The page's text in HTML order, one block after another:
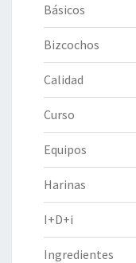
Básicos
Bizcochos
Calidad
Curso
Equipos
Harinas
I+D+i
Ingredientes